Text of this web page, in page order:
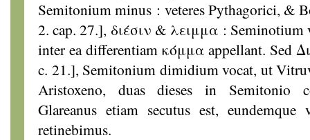
Semitonium minus : veteres Pythagorici, &
2. cap. 27.], διέσιν & λειμμα :
inter ea differentiam κόμμα appellant. Sed
c. 21.], Semitonium dimidium vocat, ut
Aristoxeno, duas dieses in Semitonio
Glareanus etiam secutus est,
retinebimus.